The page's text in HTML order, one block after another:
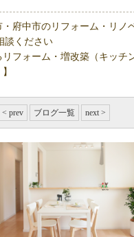
府中市のリフォーム・リノ
談ください
リフォーム・増改築（キッチ
< prev ブログ一覧 next >